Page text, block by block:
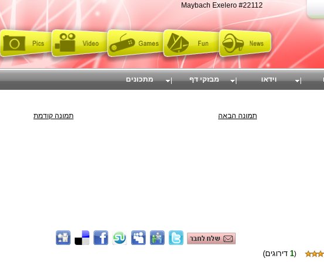
Maybach Exelero #22112
תמונה קודמת תמונה הבאה
1)
וידאו מבזקי דף מתכונים